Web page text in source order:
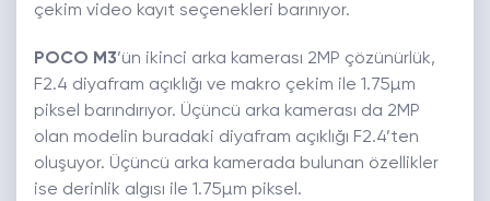
çekim video kayıt seçenekleri barınıyor.
POCO M3’ün ikinci arka kamerası 2MP çözünürlük,
F2.4 diyafram açıklığı ve makro çekim ile 1.75µm
piksel barındırıyor. Üçüncü arka kamerası da 2MP
olan modelin buradaki diyafram açıklığı F2.4’ten
oluşuyor. Üçüncü arka kamerada bulunan özellikler
ise derinlik algısı ile 1.75µm piksel.